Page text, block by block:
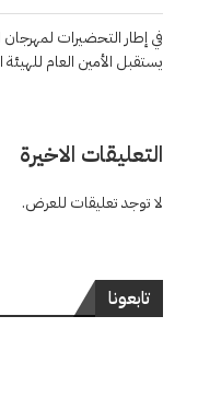
في إطار التحضيرات لمهرجان
يستقبل الأمين العام للهيئة
التعليقات الاخيرة
لا توجد تعليقات للعرض.
تابعونا